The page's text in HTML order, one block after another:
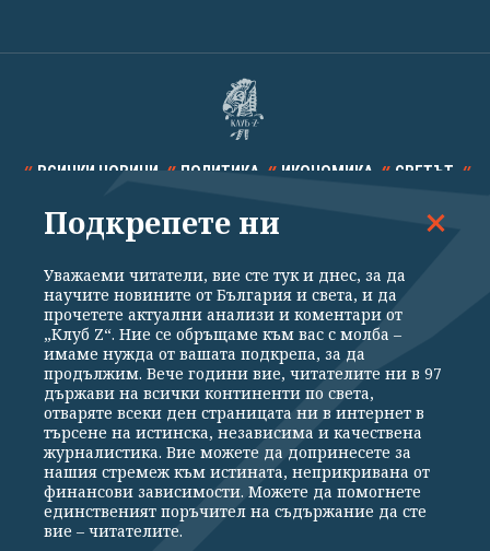
ВСИЧКИ НОВИНИ ПОЛИТИКА ИКОНОМИКА СВЕТЪТ
СПОРТ КУЛТУРА ТЕХНОЛОГИИ КАЛЕЙДОСКОП
Общи условия
Политика за поверителност
Реклама
Партньори Контакти
За Клуб Z
Екип
Подкрепете ни
Издател на www.clubz.bg е „Клуб Зебра Медия“ ЕООД, София, ул. "Алеко
Константинов" 3. Всички права запазени 2026 „Клуб Зебра Медия“
Подкрепете ни
Уважаеми читатели, вие сте тук и днес, за да
научите новините от България и света, и да
прочетете актуални анализи и коментари от
„Клуб Z“. Ние се обръщаме към вас с молба –
имаме нужда от вашата подкрепа, за да
продължим. Вече години вие, читателите ни в 97
държави на всички континенти по света,
отваряте всеки ден страницата ни в интернет в
търсене на истинска, независима и качествена
журналистика. Вие можете да допринесете за
нашия стремеж към истината, неприкривана от
финансови зависимости. Можете да помогнете
единственият поръчител на съдържание да сте
вие – читателите.